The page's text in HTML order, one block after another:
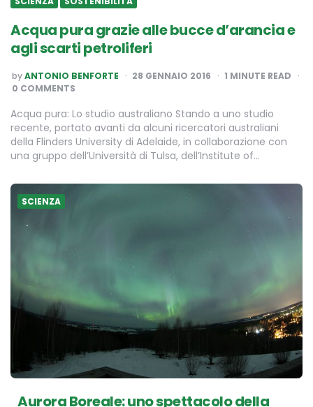
Acqua pura grazie alle bucce d’arancia e
agli scarti petroliferi
POSTED
BY
byANTONIO BENFORTE 28 GENNAIO 2016 1 MINUTE READ
0 COMMENTS
Acqua pura: Lo studio australiano Stando a uno studio
recente, portato avanti da alcuni ricercatori australiani
della Flinders University di Adelaide, in collaborazione con
una gruppo dell’Università di Tulsa, dell’Institute of…
SCIENZA
Aurora Boreale: uno spettacolo della